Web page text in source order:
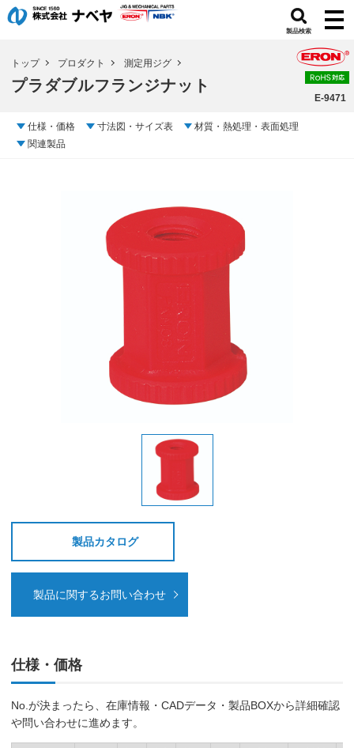
製品検索
トップ プロダクト 測定用ジグ
プラダブルフランジナット
E-9471
仕様・価格 寸法図・サイズ表
材質・熱処理・表面処理
関連製品
製品カタログ
製品に関するお問い合わせ
仕様・価格
No.が決まったら、在庫情報・CADデータ・製品BOXから詳細確認
や問い合わせに進めます。